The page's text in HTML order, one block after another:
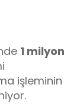
1 milyon
işleminin